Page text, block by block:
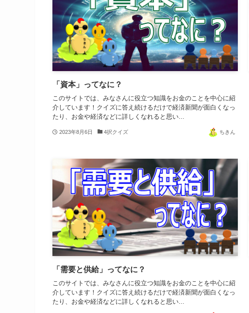
「資本」ってなに？
このサイトでは、みなさんに役立つ知識をお金のことを中心に紹
介しています！クイズに答え続けるだけで経済新聞が面白くなっ
たり、お金や経済などに詳しくなれると思い...
2023年8月6日 4択クイズ ちきん
「需要と供給」ってなに？
このサイトでは、みなさんに役立つ知識をお金のことを中心に紹
介しています！クイズに答え続けるだけで経済新聞が面白くなっ
たり、お金や経済などに詳しくなれると思い...